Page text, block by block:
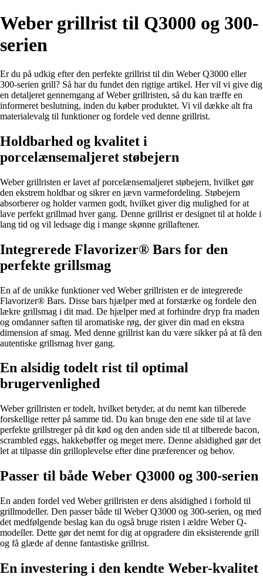
Weber grillrist til Q3000 og 300-
serien
Er du på udkig efter den perfekte grillrist til din Weber Q3000 eller
300-serien grill? Så har du fundet den rigtige artikel. Her vil vi give dig
en detaljeret gennemgang af Weber grillristen, så du kan træffe en
informeret beslutning, inden du køber produktet. Vi vil dække alt fra
materialevalg til funktioner og fordele ved denne grillrist.
Holdbarhed og kvalitet i
porcelænsemaljeret støbejern
Weber grillristen er lavet af porcelænsemaljeret støbejern, hvilket gør
den ekstrem holdbar og sikrer en jævn varmefordeling. Støbejern
absorberer og holder varmen godt, hvilket giver dig mulighed for at
lave perfekt grillmad hver gang. Denne grillrist er designet til at holde i
lang tid og vil ledsage dig i mange skønne grillaftener.
Integrerede Flavorizer® Bars for den
perfekte grillsmag
En af de unikke funktioner ved Weber grillristen er de integrerede
Flavorizer® Bars. Disse bars hjælper med at forstærke og fordele den
lækre grillsmag i dit mad. De hjælper med at forhindre dryp fra maden
og omdanner saften til aromatiske røg, der giver din mad en ekstra
dimension af smag. Med denne grillrist kan du være sikker på at få den
autentiske grillsmag hver gang.
En alsidig todelt rist til optimal
brugervenlighed
Weber grillristen er todelt, hvilket betyder, at du nemt kan tilberede
forskellige retter på samme tid. Du kan bruge den ene side til at lave
perfekte grillstreger på dit kød og den anden side til at tilberede bacon,
scrambled eggs, hakkebøffer og meget mere. Denne alsidighed gør det
let at tilpasse din grilloplevelse efter dine præferencer og behov.
Passer til både Weber Q3000 og 300-serien
En anden fordel ved Weber grillristen er dens alsidighed i forhold til
grillmodeller. Den passer både til Weber Q3000 og 300-serien, og med
det medfølgende beslag kan du også bruge risten i ældre Weber Q-
modeller. Dette gør det nemt for dig at opgradere din eksisterende grill
og få glæde af denne fantastiske grillrist.
En investering i den kendte Weber-kvalitet